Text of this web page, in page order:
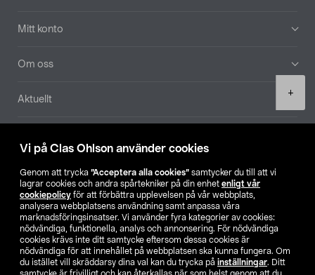
Vi på Clas Ohlson använder cookies
Genom att trycka ”Acceptera alla cookies” samtycker du till att vi
lagrar cookies och andra spårtekniker på din enhet enligt vår
cookiepolicy för att förbättra upplevelsen på vår webbplats,
analysera webbplatsens användning samt anpassa våra
marknadsföringsinsatser. Vi använder fyra kategorier av cookies:
nödvändiga, funktionella, analys och annonsering. För nödvändiga
cookies krävs inte ditt samtycke eftersom dessa cookies är
nödvändiga för att innehållet på webbplatsen ska kunna fungera. Om
du istället vill skräddarsy dina val kan du trycka på inställningar. Ditt
+
Mitt konto
Om oss
Aktuellt
Hitta butik
SE NO FI